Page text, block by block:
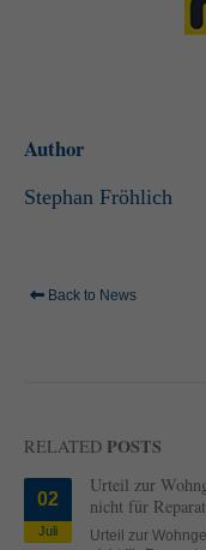
Author
Stephan Fröhlich
Back to News
RELATED POSTS
02
Juli
Urteil zur
nicht für
Urteil zur